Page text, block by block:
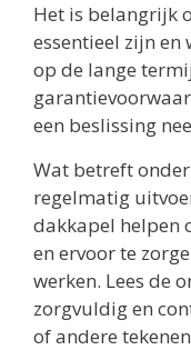
Het is belangrijk
essentieel zijn en
op de lange
een beslissing
Wat betreft
regelmatig
dakkapel helpen
en ervoor te
werken. Lees de
zorgvuldig en
of andere